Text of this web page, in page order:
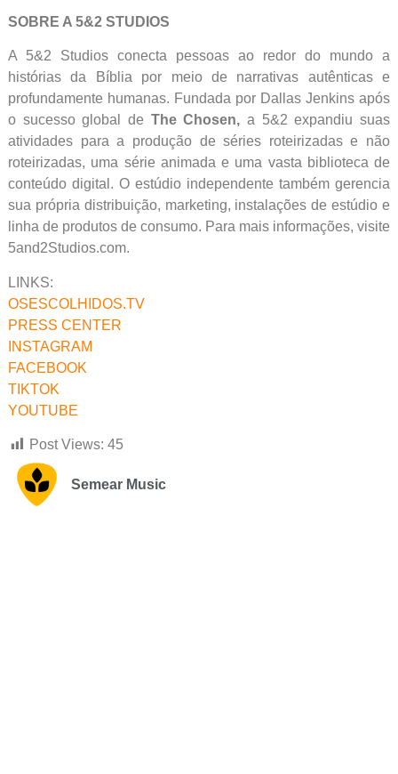
SOBRE A 5&2 STUDIOS
A 5&2 Studios conecta pessoas ao redor do mundo a
histórias da Bíblia por meio de narrativas autênticas e
profundamente humanas. Fundada por Dallas Jenkins após
o sucesso global de The Chosen, a 5&2 expandiu suas
atividades para a produção de séries roteirizadas e não
roteirizadas, uma série animada e uma vasta biblioteca de
conteúdo digital. O estúdio independente também gerencia
sua própria distribuição, marketing, instalações de estúdio e
linha de produtos de consumo. Para mais informações, visite
5and2Studios.com.
LINKS:
OSESCOLHIDOS.TV
PRESS CENTER
INSTAGRAM
FACEBOOK
TIKTOK
YOUTUBE
Post Views: 45
Semear Music